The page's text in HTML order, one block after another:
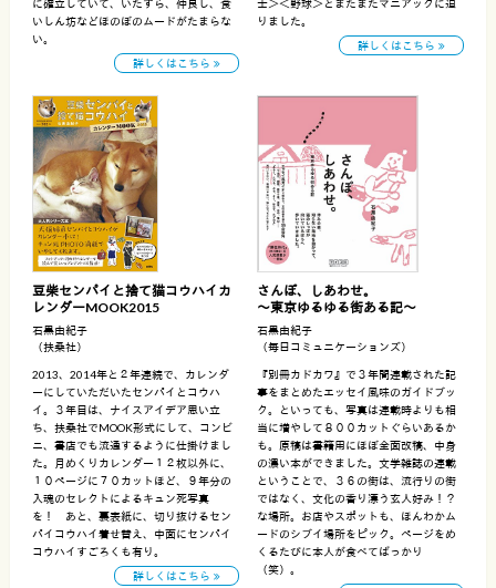
に確立していて、いたずら、仲良し、食
いしん坊などほのぼのムードがたまらな
い。
詳しくはこちら
士＞＜野球＞とまたまたマニアックに迫
りました。
詳しくはこちら
豆柴センパイと捨て猫コウハイカ
レンダーMOOK2015
石黒由紀子
（扶桑社）
2013、2014年と２年連続で、カレンダ
ーにしていただいたセンパイとコウハ
イ。３年目は、ナイスアイデア思い立
ち、扶桑社でMOOK形式にして、コンビ
ニ、書店でも流通するように仕掛けまし
た。月めくりカレンダー１２枚以外に、
１０ページに７０カットほど、９年分の
入魂のセレクトによるキュン死写真
を！ あと、裏表紙に、切り抜けるセン
パイコウハイ着せ替え、中面にセンパイ
コウハイすごろくも有り。
詳しくはこちら
さんぽ、しあわせ。
〜東京ゆるゆる街ある記〜
石黒由紀子
（毎日コミュニケーションズ）
『別冊カドカワ』で３年間連載された記
事をまとめたエッセイ風味のガイドブッ
ク。といっても、写真は連載時よりも相
当に増やして８００カットぐらいあるか
も。原稿は書籍用にほぼ全面改稿、中身
の濃い本ができました。文学雑誌の連載
ということで、３６の街は、流行りの街
ではなく、文化の香り漂う玄人好み！？
な場所。お店やスポットも、ほんわかム
ードのシブイ場所をピック。ページをめ
くるたびに本人が食べてばっかり
（笑）。